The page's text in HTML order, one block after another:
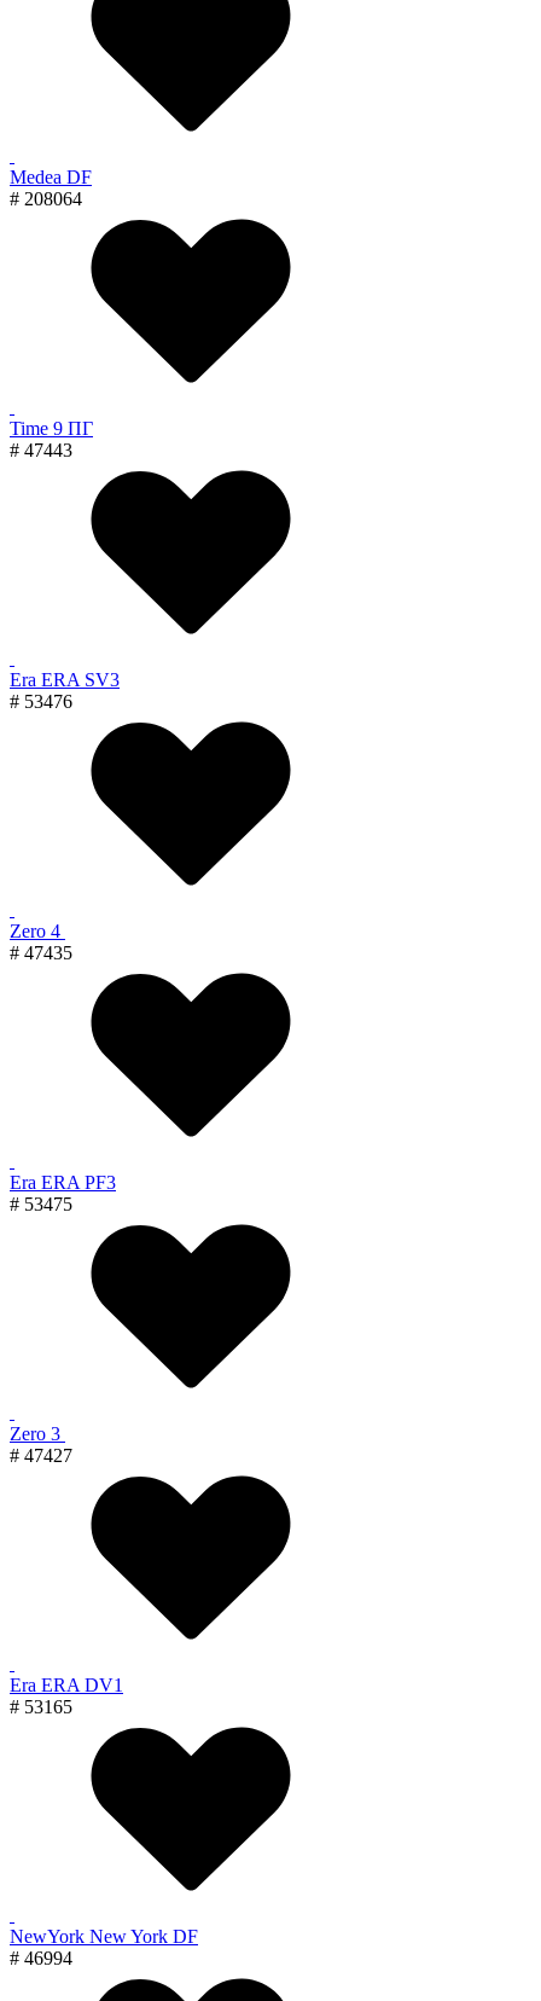
Medea DF
# 208064
Time 9 ПГ
# 47443
Era ERA SV3
# 53476
Zero 4
# 47435
Era ERA PF3
# 53475
Zero 3
# 47427
Era ERA DV1
# 53165
NewYork New York DF
# 46994